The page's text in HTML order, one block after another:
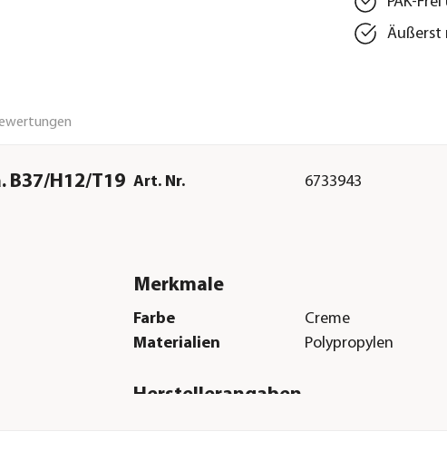
Äußerst
B37/H12/T19 Art. Nr. 6733943
Merkmale
Farbe
Creme
Materialien
Polypropylen
Herstellerangaben